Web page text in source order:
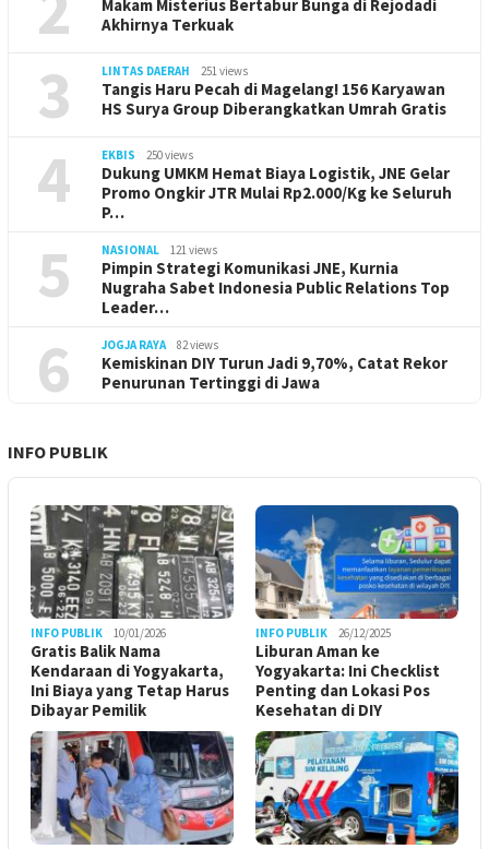
Makam Misterius Bertabur Bunga di Rejodadi
Akhirnya Terkuak
3 LINTAS DAERAH 251 views
Tangis Haru Pecah di Magelang! 156 Karyawan
HS Surya Group Diberangkatkan Umrah Gratis
4 EKBIS 250 views
Dukung UMKM Hemat Biaya Logistik, JNE Gelar
Promo Ongkir JTR Mulai Rp2.000/Kg ke Seluruh
P…
5 NASIONAL 121 views
Pimpin Strategi Komunikasi JNE, Kurnia
Nugraha Sabet Indonesia Public Relations Top
Leader…
6 JOGJA RAYA 82 views
Kemiskinan DIY Turun Jadi 9,70%, Catat Rekor
Penurunan Tertinggi di Jawa
INFO PUBLIK
INFO PUBLIK 10/01/2026
Gratis Balik Nama
Kendaraan di Yogyakarta,
Ini Biaya yang Tetap Harus
Dibayar Pemilik
INFO PUBLIK 26/12/2025
Liburan Aman ke
Yogyakarta: Ini Checklist
Penting dan Lokasi Pos
Kesehatan di DIY